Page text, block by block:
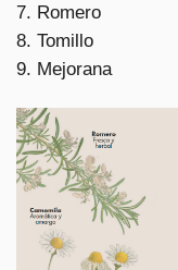
7. Romero
8. Tomillo
9. Mejorana